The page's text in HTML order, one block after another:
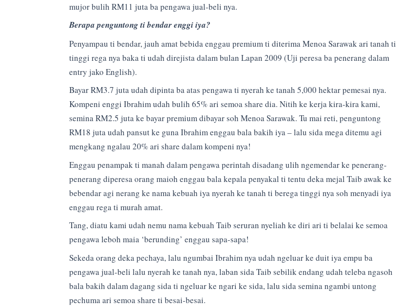
mujor bulih RM11 juta ba pengawa jual-beli nya.
Berapa penguntong ti bendar enggi iya?
Penyampau ti bendar, jauh amat bebida enggau premium ti diterima Menoa Sarawak ari tanah ti
tinggi rega nya baka ti udah direjista dalam bulan Lapan 2009 (Uji peresa ba penerang dalam
entry jako English).
Bayar RM3.7 juta udah dipinta ba atas pengawa ti nyerah ke tanah 5,000 hektar pemesai nya.
Kompeni enggi Ibrahim udah bulih 65% ari semoa share dia. Nitih ke kerja kira-kira kami,
semina RM2.5 juta ke bayar premium dibayar soh Menoa Sarawak. Tu mai reti, penguntong
RM18 juta udah pansut ke guna Ibrahim enggau bala bakih iya – lalu sida mega ditemu agi
mengkang ngalau 20% ari share dalam kompeni nya!
Enggau penampak ti manah dalam pengawa perintah disadang ulih ngemendar ke penerang-
penerang diperesa orang maioh enggau bala kepala penyakal ti tentu deka mejal Taib awak ke
bebendar agi nerang ke nama kebuah iya nyerah ke tanah ti berega tinggi nya soh menyadi iya
enggau rega ti murah amat.
Tang, diatu kami udah nemu nama kebuah Taib seruran nyeliah ke diri ari ti belalai ke semoa
pengawa leboh maia ‘berunding’ enggau sapa-sapa!
Sekeda orang deka pechaya, lalu ngumbai Ibrahim nya udah ngeluar ke duit iya empu ba
pengawa jual-beli lalu nyerah ke tanah nya, laban sida Taib sebilik endang udah teleba ngasoh
bala bakih dalam dagang sida ti ngeluar ke ngari ke sida, lalu sida semina ngambi untong
pechuma ari semoa share ti besai-besai.